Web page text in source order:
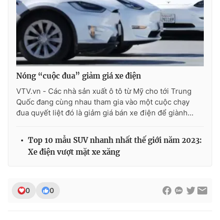
THỜI BÁO VTV
Theo dõi báo trên
Cơ quan báo chí:Thời báo VTV
Giấy phép hoạt động báo in và báo điện tử số 483/GP-BTTTT
Phó Tổng Biên tập:
Nguyễn Thị Mỹ Hạnh, Phạm Quốc Thắng,
Nóng “cuộc đua” giảm giá xe điện
VTV.vn - Các nhà sản xuất ô tô từ Mỹ cho tới Trung
Quốc đang cùng nhau tham gia vào một cuộc chạy
đua quyết liệt đó là giảm giá bán xe điện để giành...
Top 10 mẫu SUV nhanh nhất thế giới năm 2023:
Xe điện vượt mặt xe xăng
0 0